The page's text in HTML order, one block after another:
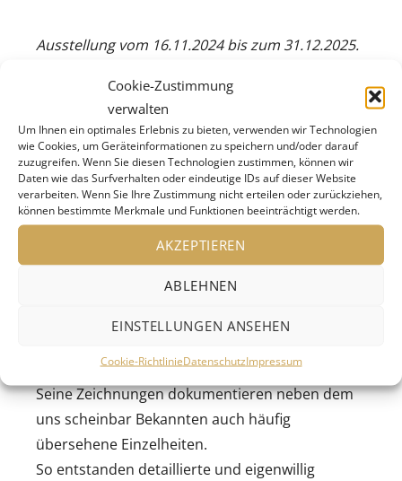
Cookie-Zustimmung
verwalten
Um Ihnen ein optimales Erlebnis zu bieten, verwenden wir Technologien
wie Cookies, um Geräteinformationen zu speichern und/oder darauf
zuzugreifen. Wenn Sie diesen Technologien zustimmen, können wir
Daten wie das Surfverhalten oder eindeutige IDs auf dieser Website
verarbeiten. Wenn Sie Ihre Zustimmung nicht erteilen oder zurückziehen,
können bestimmte Merkmale und Funktionen beeinträchtigt werden.
AKZEPTIEREN
ABLEHNEN
EINSTELLUNGEN ANSEHEN
Cookie-RichtlinieDatenschutzImpressum
Ausstellung vom 16.11.2024 bis zum 31.12.2025.
Mit spitzem Bleistift, dickem Zeichenblock,
faltbarem Hocker und einem scharfen Blick
machte sich Matthias Beckmann (*1965, lebt
und arbeitet in Berlin) an fünf Tagen rund um
das Pfingstwochenende 2024 daran,
dasDeutsche FleischermuseumRaum für
Raum zu erkunden.
Vom Marktplatz aus zeichnete er das schrägste
Haus der Stadt. Vom Haus aus schaute er auf
den Böblinger Marktplatz. Er zeichnete überall:
Ausstellungsräumen.
Seine Zeichnungen dokumentieren neben dem
uns scheinbar Bekannten auch häufig
übersehene Einzelheiten.
So entstanden detaillierte und eigenwillig